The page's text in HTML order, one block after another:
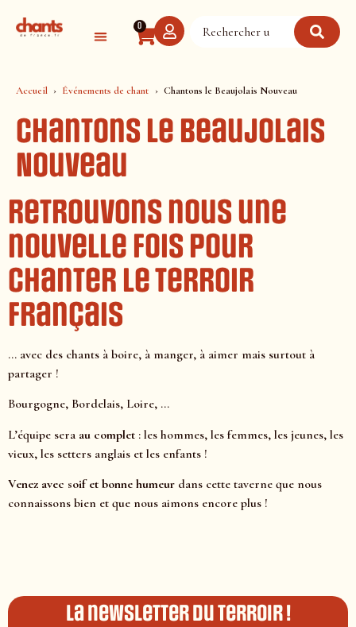
0
Accueil Événements de chant Chantons le Beaujolais Nouveau
Chantons le Beaujolais
Nouveau
Retrouvons nous une
nouvelle fois pour
chanter le terroir
français
… avec des chants à boire, à manger, à aimer mais surtout à
partager !
Bourgogne, Bordelais, Loire, …
L’équipe sera au complet : les hommes, les femmes, les jeunes, les
vieux, les setters anglais et les enfants !
Venez avec soif et bonne humeur dans cette taverne que nous
connaissons bien et que nous aimons encore plus !
La newsletter du terroir !